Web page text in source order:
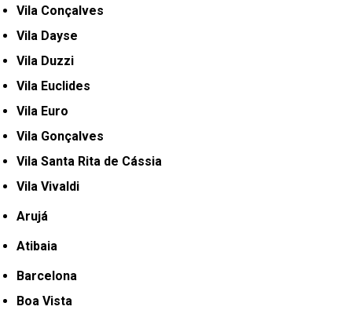
Vila Conçalves
Vila Dayse
Vila Duzzi
Vila Euclides
Vila Euro
Vila Gonçalves
Vila Santa Rita de Cássia
Vila Vivaldi
Arujá
Atibaia
Barcelona
Boa Vista